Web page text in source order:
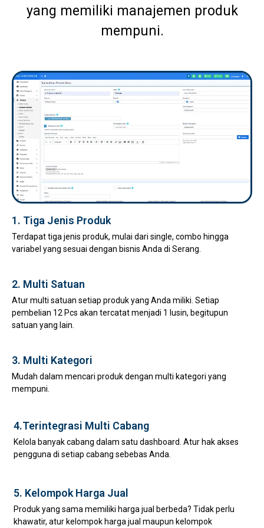
yang memiliki manajemen produk
mempuni.
1. Tiga Jenis Produk
Terdapat tiga jenis produk, mulai dari single, combo hingga
variabel yang sesuai dengan bisnis Anda di Serang.
2. Multi Satuan
Atur multi satuan setiap produk yang Anda miliki. Setiap
pembelian 12 Pcs akan tercatat menjadi 1 lusin, begitupun
satuan yang lain.
3. Multi Kategori
Mudah dalam mencari produk dengan multi kategori yang
mempuni.
4.Terintegrasi Multi Cabang
Kelola banyak cabang dalam satu dashboard. Atur hak akses
pengguna di setiap cabang sebebas Anda.
5. Kelompok Harga Jual
Produk yang sama memiliki harga jual berbeda? Tidak perlu
khawatir, atur kelompok harga jual maupun kelompok